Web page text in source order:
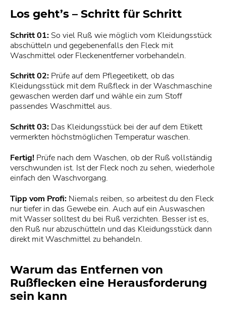
Los geht’s – Schritt für Schritt
Schritt 01: So viel Ruß wie möglich vom Kleidungsstück
abschütteln und gegebenenfalls den Fleck mit
Waschmittel oder Fleckenentferner vorbehandeln.
Schritt 02: Prüfe auf dem Pflegeetikett, ob das
Kleidungsstück mit dem Rußfleck in der Waschmaschine
gewaschen werden darf und wähle ein zum Stoff
passendes Waschmittel aus.
Schritt 03: Das Kleidungsstück bei der auf dem Etikett
vermerkten höchstmöglichen Temperatur waschen.
Fertig! Prüfe nach dem Waschen, ob der Ruß vollständig
verschwunden ist. Ist der Fleck noch zu sehen, wiederhole
einfach den Waschvorgang.
Tipp vom Profi: Niemals reiben, so arbeitest du den Fleck
nur tiefer in das Gewebe ein. Auch auf ein Auswaschen
mit Wasser solltest du bei Ruß verzichten. Besser ist es,
den Ruß nur abzuschütteln und das Kleidungsstück dann
direkt mit Waschmittel zu behandeln.
Warum das Entfernen von
Rußflecken eine Herausforderung
sein kann